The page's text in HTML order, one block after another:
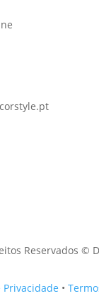
Reservados ©
Privacidade •